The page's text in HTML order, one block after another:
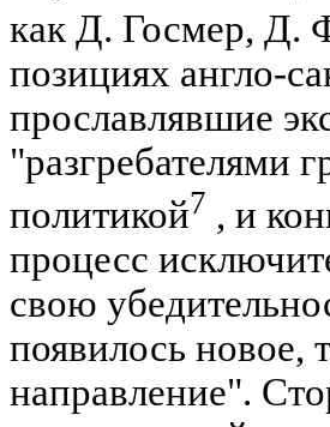
как Д. Госмер, Д.
позициях англо-
прославлявшие
"разгребателями
политикой7 , и
процесс
свою
появилось новое,
направление".